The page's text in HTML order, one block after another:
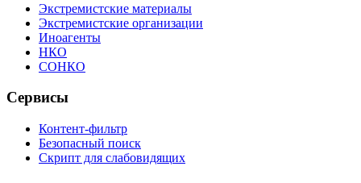
Экстремистские материалы
Экстремистские организации
Иноагенты
НКО
СОНКО
Сервисы
Контент-фильтр
Безопасный поиск
Скрипт для слабовидящих